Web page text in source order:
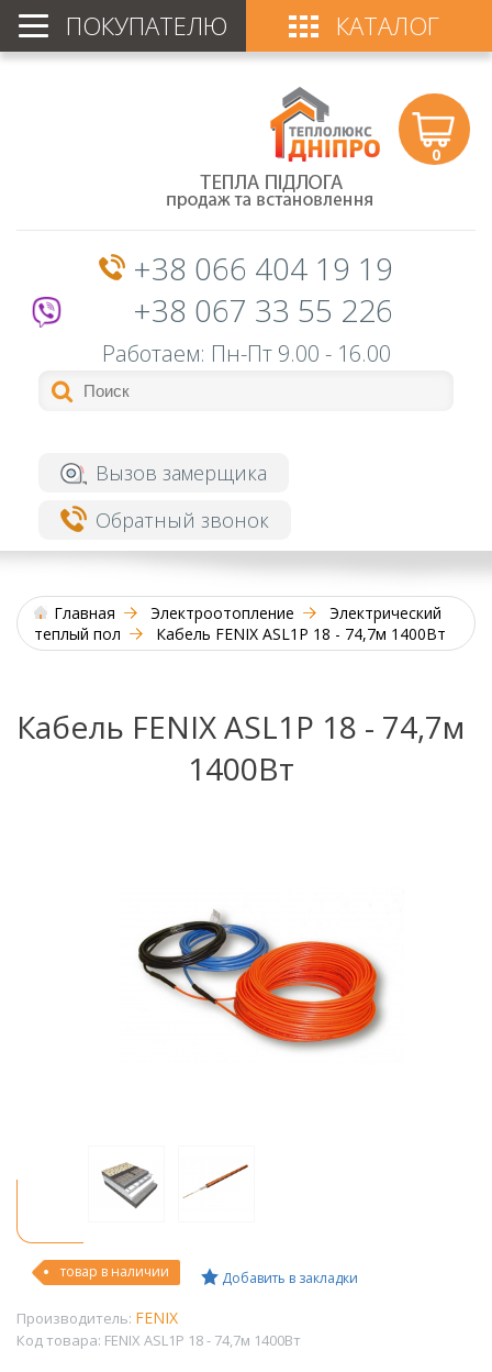
ПОКУПАТЕЛЮ КАТАЛОГ
+38 066 404 19 19
+38 067 33 55 226
Работаем: Пн-Пт 9.00 - 16.00
0
Вызов замерщика
Обратный звонок
Главная Электроотопление
Электрический
теплый пол
Кабель FENIX ASL1P 18 - 74,7м 1400Вт
Кабель FENIX ASL1P 18 - 74,7м
1400Вт
товар в наличии Добавить в закладки
Производитель: FENIX
Код товара: FENIX ASL1P 18 - 74,7м 1400Вт